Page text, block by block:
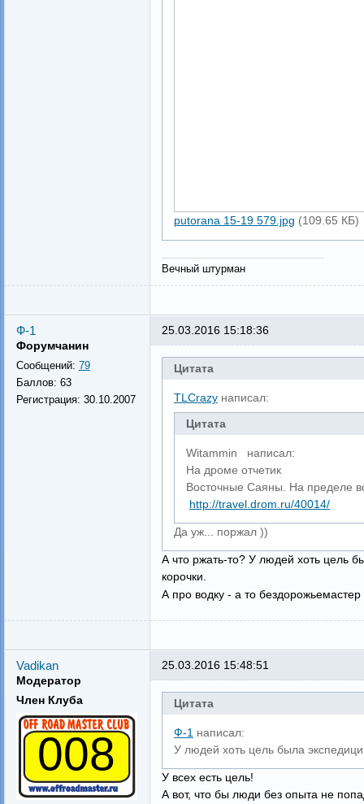
putorana 15-19 579.jpg (109.65 КБ)
Вечный штурман
Ф-1
Форумчанин
Сообщений: 79
Баллов: 63
Регистрация: 30.10.2007
25.03.2016 15:18:36
Цитата
TLCrazyнаписал:
Цитата
Witammin написал:
На дроме отчетик
Восточные Саяны. На пределе
http://travel.drom.ru/40014/
Да уж... поржал ))
А что ржать-то? У людей хоть цель
корочки.
А про водку - а то
Vadikan
Модератор
Член Клуба
008
25.03.2016 15:48:51
Цитата
Ф-1 написал:
У людей хоть цель была
У всех есть цель!
А вот, что бы люди без опыта не